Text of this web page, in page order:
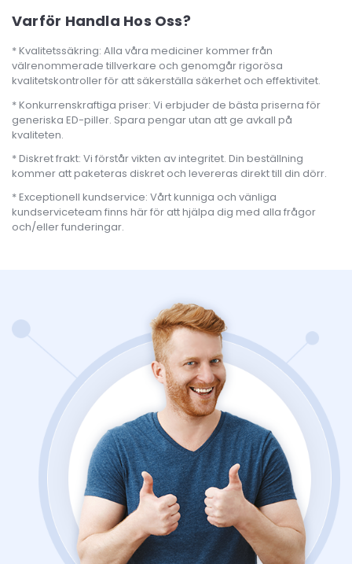
Varför Handla Hos Oss?
Kvalitetssäkring: Alla våra mediciner kommer från
välrenommerade tillverkare och genomgår rigorösa
kvalitetskontroller för att säkerställa säkerhet och effektivitet.
Konkurrenskraftiga priser: Vi erbjuder de bästa priserna för
generiska ED-piller. Spara pengar utan att ge avkall på
kvaliteten.
Diskret frakt: Vi förstår vikten av integritet. Din beställning
kommer att paketeras diskret och levereras direkt till din dörr.
Exceptionell kundservice: Vårt kunniga och vänliga
kundserviceteam finns här för att hjälpa dig med alla frågor
och/eller funderingar.